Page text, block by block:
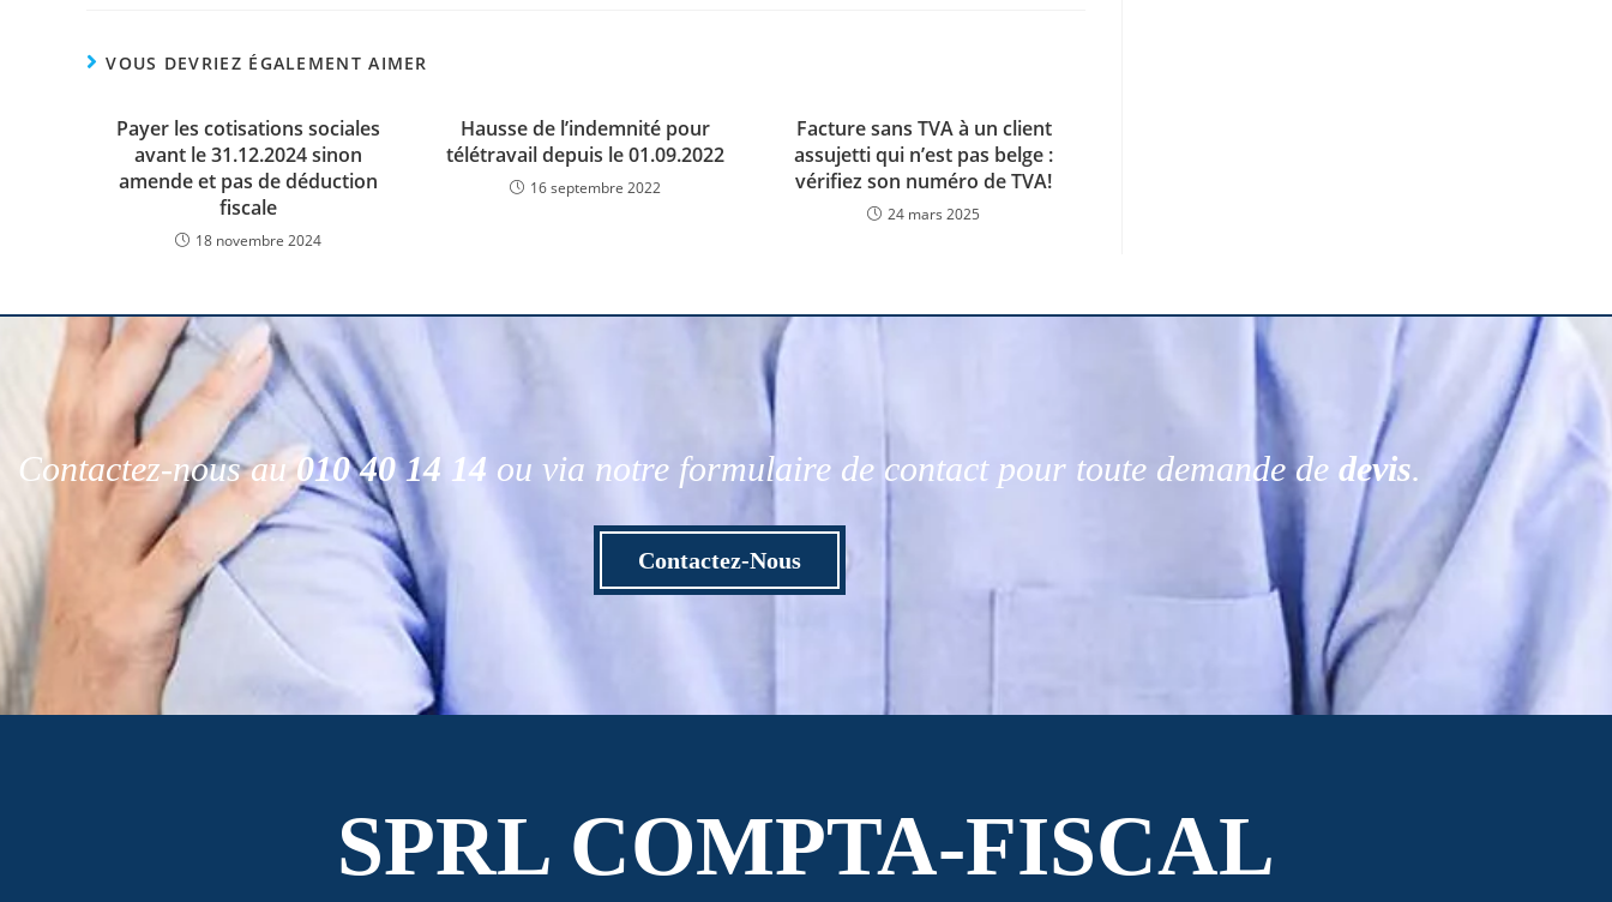
VOUS DEVRIEZ ÉGALEMENT AIMER
Payer les cotisations sociales
avant le 31.12.2024 sinon
amende et pas de déduction
fiscale
18 novembre 2024
Hausse de l’indemnité pour
télétravail depuis le 01.09.2022
16 septembre 2022
Facture sans TVA à un client
assujetti qui n’est pas belge :
vérifiez son numéro de TVA!
24 mars 2025
Contactez-nous au010 40 14 14 ou via notre formulaire de contact pour toute demande de devis.
Contactez-Nous
SPRL COMPTA-FISCAL